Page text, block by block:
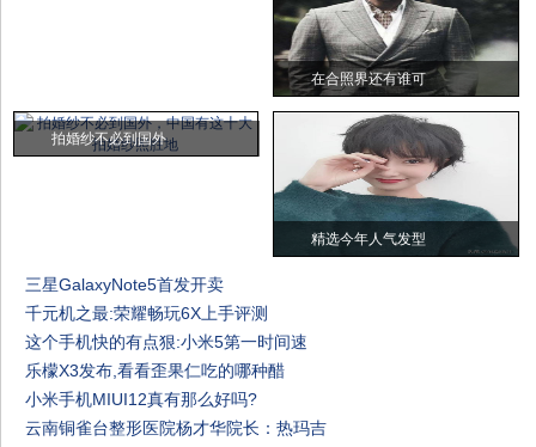
在合照界还有谁可
拍婚纱不必到国外
精选今年人气发型
三星GalaxyNote5首发开卖
千元机之最:荣耀畅玩6X上手评测
这个手机快的有点狠:小米5第一时间速
乐檬X3发布,看看歪果仁吃的哪种醋
小米手机MIUI12真有那么好吗?
云南铜雀台整形医院杨才华院长：热玛吉